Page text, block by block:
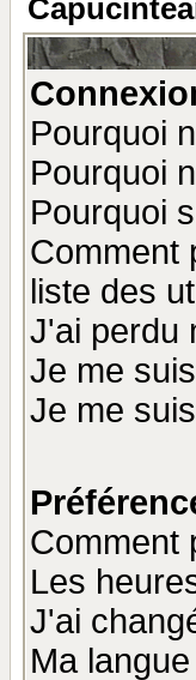
Pourquoi
Pourquoi
Pourquoi
Comment
liste des
J'ai perdu
Je me
Je me
Comment
Les
J'ai
Ma